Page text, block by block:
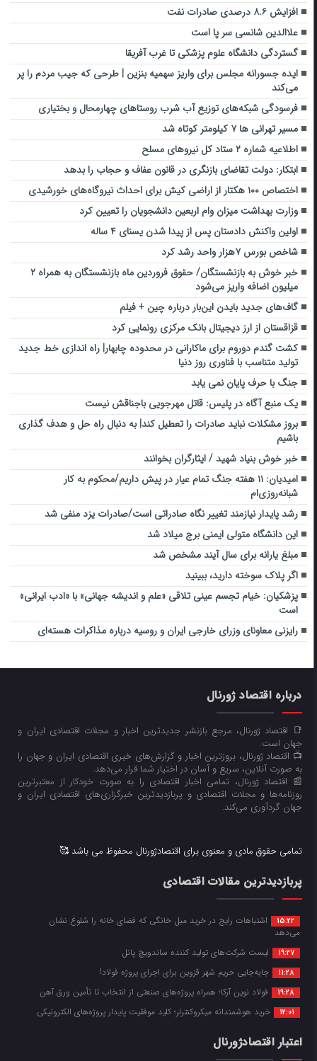
افزایش ۸.۶ درصدی صادرات نفت
علاالدین شانسی سر پا است
گستردگی دانشگاه علوم پزشکی تا غرب آفریقا
ایده جسورانه مجلس برای واریز سهمیه بنزین | طرحی که جیب مردم را پر
می‌کند
فرسودگی شبکه‌های توزیع آب شرب روستاهای چهارمحال و بختیاری
مسیر تهرانی ها ۷ کیلومتر کوتاه شد
اطلاعیه شماره ۲ ستاد کل نیرو‌های مسلح
ابتکار: دولت تقاضای بازنگری در قانون عفاف و حجاب را بدهد
اختصاص ۱۰۰ هکتار از اراضی کیش برای احداث نیروگاه‌های خورشیدی
وزارت بهداشت میزان وام اربعین دانشجویان را تعیین کرد
اولین واکنش دادستان پس از پیدا شدن یسنای ۴ ساله
شاخص بورس ۷هزار واحد رشد کرد
خبر خوش به بازنشستگان/ حقوق فروردین ماه بازنشستگان به همراه ۲
میلیون اضافه واریز می‌شود
گاف‌های جدید بایدن این‌بار درباره چین + فیلم
قزاقستان از ارز دیجیتال بانک مرکزی رونمایی کرد
کشت گندم دوروم برای ماکارانی در محدوده چابهار| راه اندازی خط جدید
تولید متناسب با فناوری روز دنیا
جنگ با حرف پایان نمی یابد
یک منبع آگاه در پلیس: قاتل مهرجویی باجناقش نیست
بروز مشکلات نباید صادرات را تعطیل کند| به دنبال راه حل و هدف گذاری
باشیم
خبر خوش بنیاد شهید / ایثارگران بخوانند
امیدیان: ۱۱ هفته جنگ تمام عیار در پیش داریم/محکوم به کار
شبانه‌روزی‌ام
رشد پایدار نیازمند تغییر نگاه صادراتی است/صادرات یزد منفی شد
این دانشگاه متولی ایمنی برج میلاد شد
مبلغ یارانه برای سال آیند مشخص شد
اگر پلاک سوخته دارید، ببینید
پزشکیان: خیام تجسم عینی تلاقی «علم و اندیشه جهانی» با «ادب ایرانی»
است
رایزنی معاونای وزرای خارجی ایران و روسیه درباره مذاکرات هسته‌ای
درباره اقتصاد ژورنال
📑 اقتصاد ژورنال، مرجع بازنشر جدیدترین اخبار و مجلات اقتصادی ایران و
جهان است.
📺 اقتصاد ژورنال، بروزترین اخبار و گزارش‌های خبری اقتصادی ایران و جهان را
به صورت آنلاین، سریع و آسان در اختیار شما قرار می‌‌دهد.
📰 اقتصاد ژورنال، تمامی اخبار اقتصادی را به صورت خودکار از معتبرترین
روزنامه‌ها و مجلات اقتصادی و پربازدیدترین خبرگزاری‌های اقتصادی ایران و
جهان گردآوری می‌کند.
تمامی حقوق مادی و معنوی برای اقتصادژورنال محفوظ می باشد 🥰
پربازدیدترین مقالات اقتصادی
15:22
اشتباهات رایج در خرید مبل خانگی که فضای خانه را شلوغ نشان
می‌دهد
19:27 لیست شرکت‌های تولید کننده ساندویچ پانل
11:28 جابه‌جایی حریم شهر قزوین برای اجرای پروژه فولاد!
19:28 فولاد نوین آرکا؛ همراه پروژه‌های صنعتی از انتخاب تا تأمین ورق آهن
12:01 خرید هوشمندانه میکروکنترلر؛ کلید موفقیت پایدار پروژه‌های الکترونیکی
اعتبار اقتصادژورنال